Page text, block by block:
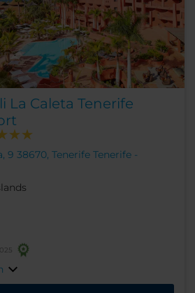
La Caleta Tenerife
9 38670, Tenerife Tenerife -